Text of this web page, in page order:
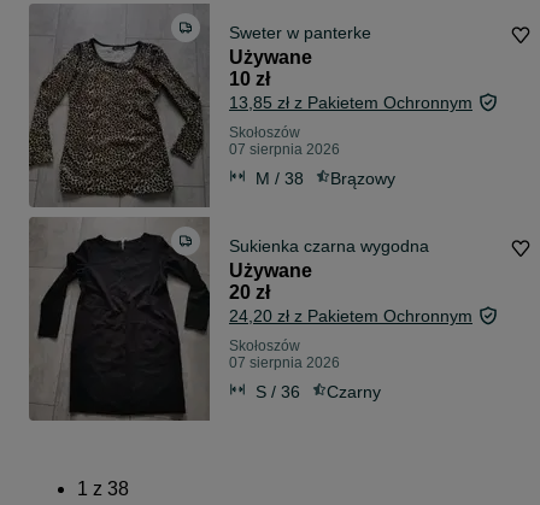
Sweter w panterke
Używane
10 zł
13,85 zł z Pakietem Ochronnym
Skołoszów
07 sierpnia 2026
M / 38 Brązowy
Sukienka czarna wygodna
Używane
20 zł
24,20 zł z Pakietem Ochronnym
Skołoszów
07 sierpnia 2026
S / 36 Czarny
1 z 38